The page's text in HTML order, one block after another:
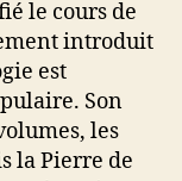
le cours de
introduit
est
Son
les
la Pierre de